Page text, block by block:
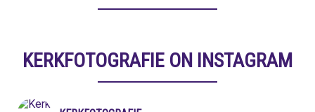
KERKFOTOGRAFIE ON INSTAGRAM